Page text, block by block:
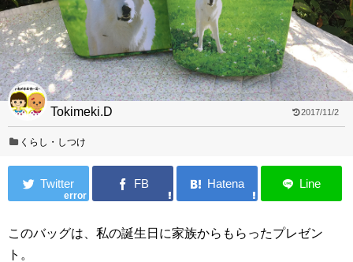
Tokimeki.D 2017/11/2
くらし・しつけ
error
このバッグは、私の誕生日に家族からもらったプレゼン
ト。